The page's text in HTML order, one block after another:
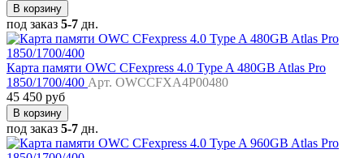
В корзину
под заказ 5-7 дн.
Карта памяти OWC CFexpress 4.0 Type A 480GB Atlas Pro
1850/1700/400 Арт. OWCCFXA4P00480
45 450 руб
В корзину
под заказ 5-7 дн.